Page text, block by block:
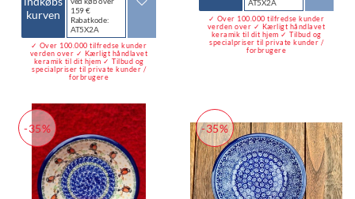
kurven
159 €
Rabatkode:
AT5X2A
✓ Over 100.000 tilfredse kunder
verden over ✓ Kærligt håndlavet
keramik til dit hjem ✓ Tilbud og
specialpriser til private kunder /
forbrugere
AT5X2A
✓ Over 100.000 tilfredse kunder
verden over ✓ Kærligt håndlavet
keramik til dit hjem ✓ Tilbud og
specialpriser til private kunder /
forbrugere
-35% -35%